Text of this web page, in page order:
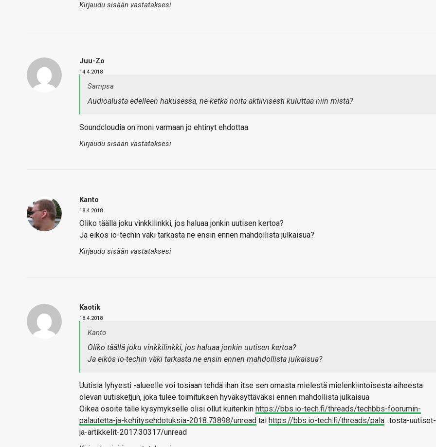
Kirjaudu sisään vastataksesi
Juu-Zo
14.4.2018
Sampsa
Audioalusta edelleen hakusessa, ne ketkä noita aktiivisesti kuluttaa niin mistä?
Soundcloudia on moni varmaan jo ehtinyt ehdottaa.
Kirjaudu sisään vastataksesi
Kanto
18.4.2018
Oliko täällä joku vinkkilinkki, jos haluaa jonkin uutisen kertoa?
Ja eikös io-techin väki tarkasta ne ensin ennen mahdollista julkaisua?
Kirjaudu sisään vastataksesi
Kaotik
18.4.2018
Kanto
Oliko täällä joku vinkkilinkki, jos haluaa jonkin uutisen kertoa?
Ja eikös io-techin väki tarkasta ne ensin ennen mahdollista julkaisua?
Uutisia lyhyesti -alueelle voi tosiaan tehdä ihan itse sen omasta mielestä mielenkiintoisesta aiheesta
olevan uutisketjun, joka tulee toimituksen hyväksyttäväksi ennen mahdollista julkaisua
Oikea osoite tälle kysymykselle olisi ollut kuitenkin https://bbs.io-tech.fi/threads/techbbs-foorumin-
palautetta-ja-kehitysehdotuksia-2018.73898/unread tai https://bbs.io-tech.fi/threads/pala…tosta-uutiset-
ja-artikkelit-2017.30317/unread